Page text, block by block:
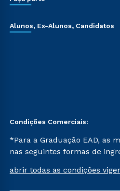
Alunos, Ex-Alunos, Candidatos
Condições Comerciais:
*Para a Graduação EAD, as
nas seguintes formas de
Já para as demais, a taxa de
abrir todas as condições